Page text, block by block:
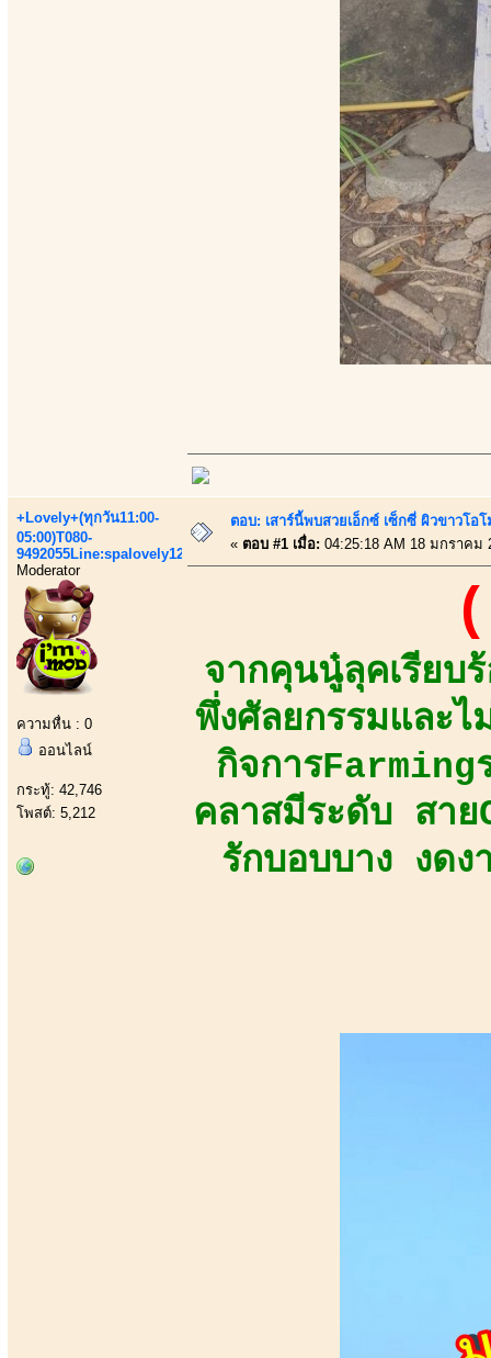
+Lovely+(ทุกวัน11:00-
05:00)T080-
9492055Line:spalovely123
Moderator
ความหื่น : 0
ออนไลน์
กระทู้: 42,746
โพสต์: 5,212
ตอบ: เสาร์นี้พบสวยเอ็กซ์ เซ็กซี่ ผิวขาวโ
« ตอบ #1 เมื่อ: 04:25:18 AM 18 มกราคม
จากคุนนู๋ลุคเรียบ
พึ่งศัลยกรรมและไ
กิจการ
คลาสมีระดับ สาย
รักบอบบาง งด